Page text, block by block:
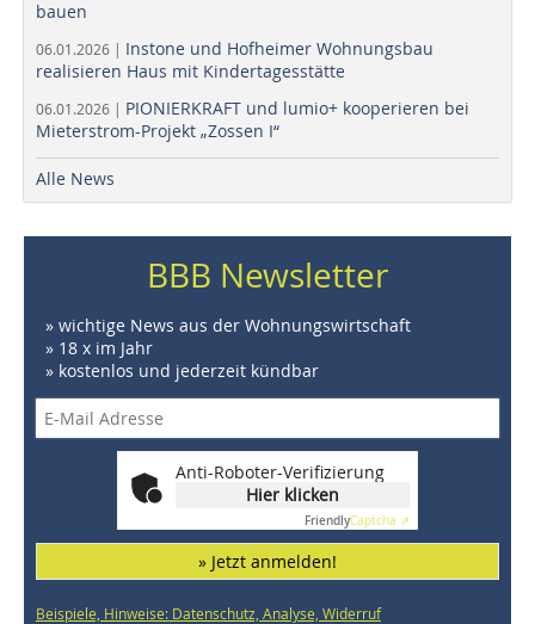
bauen
06.01.2026 | Instone und Hofheimer Wohnungsbau
realisieren Haus mit Kindertagesstätte
06.01.2026 | PIONIERKRAFT und lumio+ kooperieren bei
Mieterstrom-Projekt „Zossen I“
Alle News
BBB Newsletter
» wichtige News aus der Wohnungswirtschaft
» 18 x im Jahr
» kostenlos und jederzeit kündbar
Anti-Roboter-Verifizierung
Hier klicken
FriendlyCaptcha ⇗
» Jetzt anmelden!
Beispiele, Hinweise: Datenschutz, Analyse, Widerruf